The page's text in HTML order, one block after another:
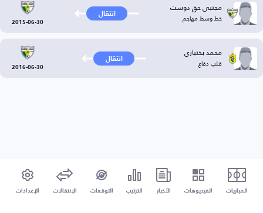
مجتبی حق‌ دوست
خط وسط مهاجم انتقال
2015-06-30
محمد بختياري
قلب دفاع انتقال
2016-06-30
المباريات الفيديوهات الأخبار الترتيب التوقعات الإنتقالات الإعدادات